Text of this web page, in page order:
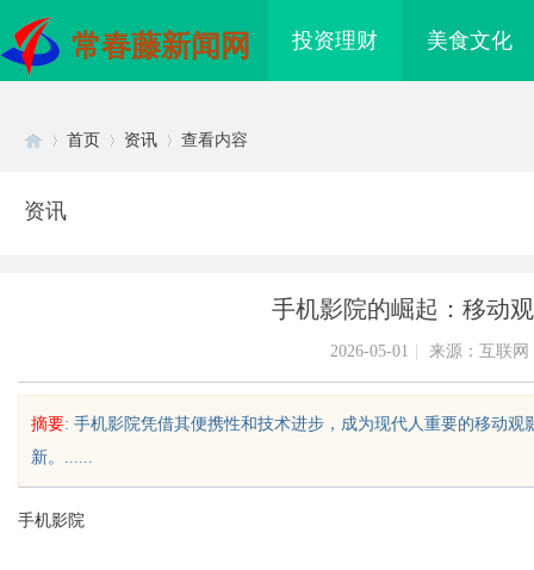
常春藤新闻网 投资理财 美食文化
首页 资讯 查看内容
资讯
手机影院的崛起：移动
2026-05-01 来源：互联网
摘要: 手机影院凭借其便携性和技术进步，成为现代人重要的移动
新。......
手机影院
配眼镜